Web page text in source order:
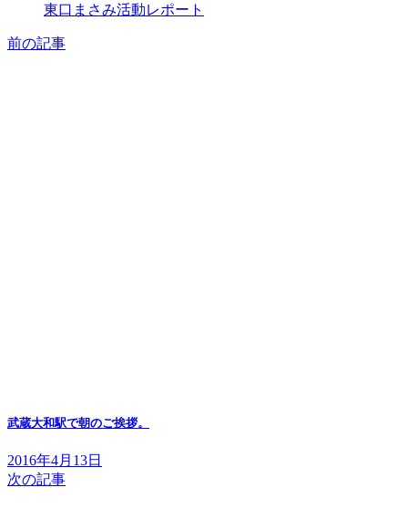
東口まさみ活動レポート
前の記事
武蔵大和駅で朝のご挨拶。
2016年4月13日
次の記事